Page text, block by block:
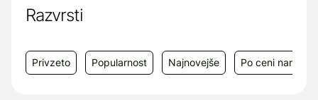
zob in dlesni.
skrb za uporabnika, zato so ščetke
izdelane iz varnih, kakovostnih materialov,
Razvrsti
Privzeto Popularnost Najnovejše Po ceni